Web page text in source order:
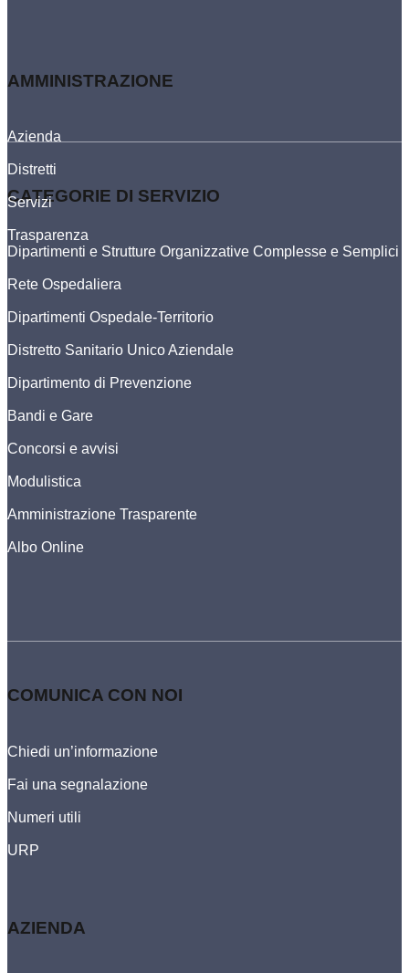
AMMINISTRAZIONE
Azienda
Distretti
Servizi
Trasparenza
CATEGORIE DI SERVIZIO
Dipartimenti e Strutture Organizzative Complesse e Semplici
Rete Ospedaliera
Dipartimenti Ospedale-Territorio
Distretto Sanitario Unico Aziendale
Dipartimento di Prevenzione
Bandi e Gare
Concorsi e avvisi
Modulistica
Amministrazione Trasparente
Albo Online
COMUNICA CON NOI
Chiedi un’informazione
Fai una segnalazione
Numeri utili
URP
AZIENDA